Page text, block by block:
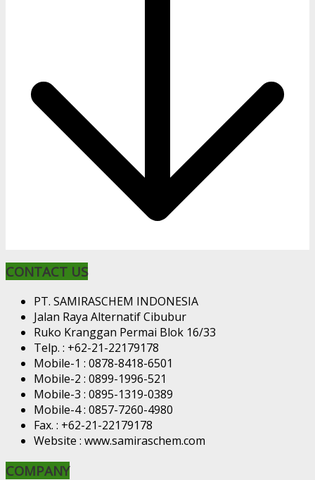
CONTACT US
PT. SAMIRASCHEM INDONESIA
Jalan Raya Alternatif Cibubur
Ruko Kranggan Permai Blok 16/33
Telp. : +62-21-22179178
Mobile-1 : 0878-8418-6501
Mobile-2 : 0899-1996-521
Mobile-3 : 0895-1319-0389
Mobile-4 : 0857-7260-4980
Fax. : +62-21-22179178
Website : www.samiraschem.com
COMPANY